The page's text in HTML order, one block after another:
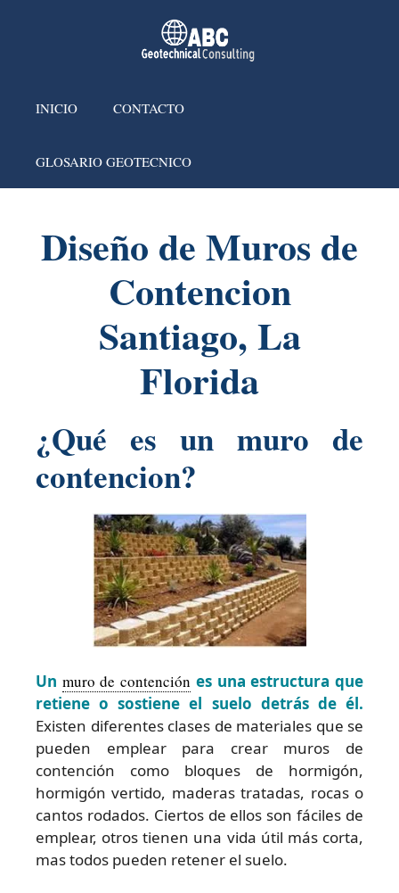
INICIO CONTACTO
GLOSARIO GEOTECNICO
Diseño de Muros de
Contencion
Santiago, La
Florida
¿Qué es un muro de
contencion?
Un muro de contención es una estructura que
retiene o sostiene el suelo detrás de él.
Existen diferentes clases de materiales que se
pueden emplear para crear muros de
contención como bloques de hormigón,
hormigón vertido, maderas tratadas, rocas o
cantos rodados. Ciertos de ellos son fáciles de
emplear, otros tienen una vida útil más corta,
mas todos pueden retener el suelo.